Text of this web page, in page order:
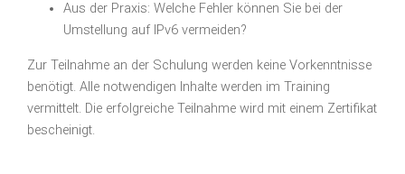
Aus der Praxis: Welche Fehler können Sie bei der
Umstellung auf IPv6 vermeiden?
Zur Teilnahme an der Schulung werden keine Vorkenntnisse
benötigt. Alle notwendigen Inhalte werden im Training
vermittelt. Die erfolgreiche Teilnahme wird mit einem Zertifikat
bescheinigt.